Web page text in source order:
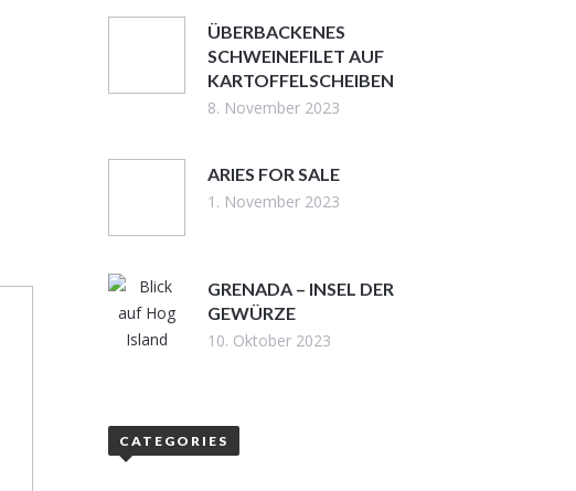
ÜBERBACKENES
SCHWEINEFILET AUF
KARTOFFELSCHEIBEN
8. November 2023
ARIES FOR SALE
1. November 2023
GRENADA – INSEL DER
GEWÜRZE
10. Oktober 2023
CATEGORIES